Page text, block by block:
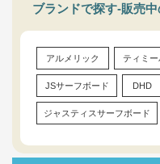
ブランドで探す-販売
アルメリック ティミ
JSサーフボード DHD
ジャスティスサーフボード